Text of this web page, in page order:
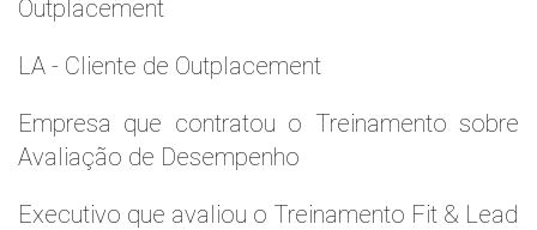
Outplacement
LA - Cliente de Outplacement
Empresa que contratou o Treinamento sobre
Avaliação de Desempenho
Executivo que avaliou o Treinamento Fit & Lead